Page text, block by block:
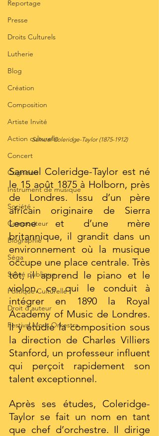
Reportage
Presse
Droits Culturels
Lutherie
Blog
Création
Composition
Artiste Invité
Action culturelle
Concert
Cognition
Instrument de musique
Société
Compositeur
Biographie
Séga
Santé publique
Politique Culturelle
Droit d'auteur
Festival Moris Orkestra
Samuel Coleridge-Taylor (1875-1912)
Samuel Coleridge-Taylor est né
le 15 août 1875 à Holborn, près
de Londres. Issu d’un père
africain originaire de Sierra
Leone et d’une mère
britannique, il grandit dans un
environnement où la musique
occupe une place centrale. Très
tôt, il apprend le piano et le
violon, ce qui le conduit à
intégrer en 1890 la Royal
Academy of Music de Londres.
Il y étudie la composition sous
la direction de Charles Villiers
Stanford, un professeur influent
qui perçoit rapidement son
talent exceptionnel.
Après ses études, Coleridge-
Taylor se fait un nom en tant
que chef d’orchestre. Il dirige